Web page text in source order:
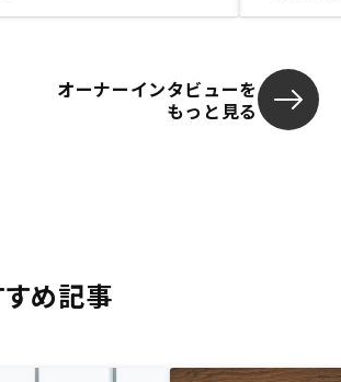
オーナーインタビューを
もっと見る
め記事